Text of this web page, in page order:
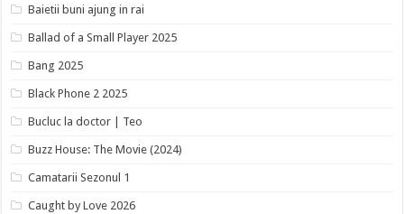
Baietii buni ajung in rai
Ballad of a Small Player 2025
Bang 2025
Black Phone 2 2025
Bucluc la doctor | Teo
Buzz House: The Movie (2024)
Camatarii Sezonul 1
Caught by Love 2026